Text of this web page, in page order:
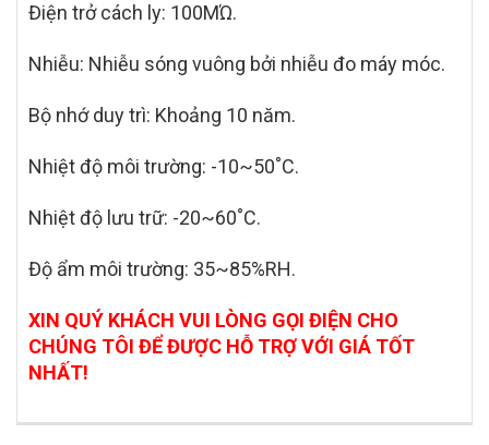
Điện trở cách ly: 100MΏ.
Nhiễu: Nhiễu sóng vuông bởi nhiễu đo máy móc.
Bộ nhớ duy trì: Khoảng 10 năm.
Nhiệt độ môi trường: -10~50˚C.
Nhiệt độ lưu trữ: -20~60˚C.
Độ ẩm môi trường: 35~85%RH.
XIN QUÝ KHÁCH VUI LÒNG GỌI ĐIỆN CHO
CHÚNG TÔI ĐỂ ĐƯỢC HỖ TRỢ VỚI GIÁ TỐT
NHẤT!